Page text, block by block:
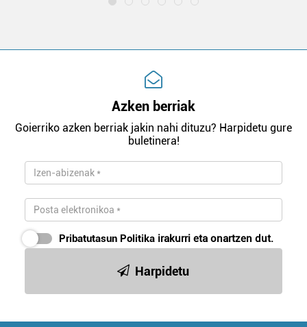
Azken berriak
Goierriko azken berriak jakin nahi dituzu? Harpidetu gure
buletinera!
Pribatutasun Politika irakurri eta onartzen dut.
Harpidetu